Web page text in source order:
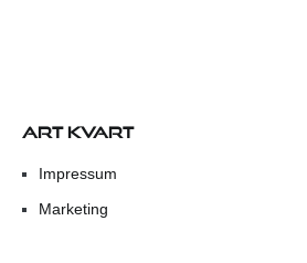
ART KVART
Impressum
Marketing